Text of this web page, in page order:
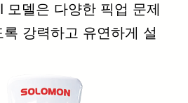
모델은 다양한 픽업 문제
강력하고 유연하게 설